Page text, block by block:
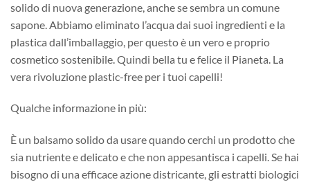
solido di nuova generazione, anche se sembra un comune
sapone. Abbiamo eliminato l’acqua dai suoi ingredienti e la
plastica dall’imballaggio, per questo è un vero e proprio
cosmetico sostenibile. Quindi bella tu e felice il Pianeta. La
vera rivoluzione plastic-free per i tuoi capelli!
Qualche informazione in più:
È un balsamo solido da usare quando cerchi un prodotto che
sia nutriente e delicato e che non appesantisca i capelli. Se hai
bisogno di una efficace azione districante, gli estratti biologici